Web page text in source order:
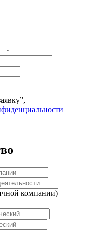
компании)